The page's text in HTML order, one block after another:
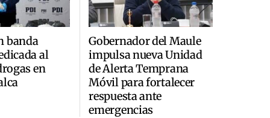
banda
al
en
Gobernador del Maule
impulsa nueva Unidad
de Alerta Temprana
Móvil para fortalecer
respuesta ante
emergencias